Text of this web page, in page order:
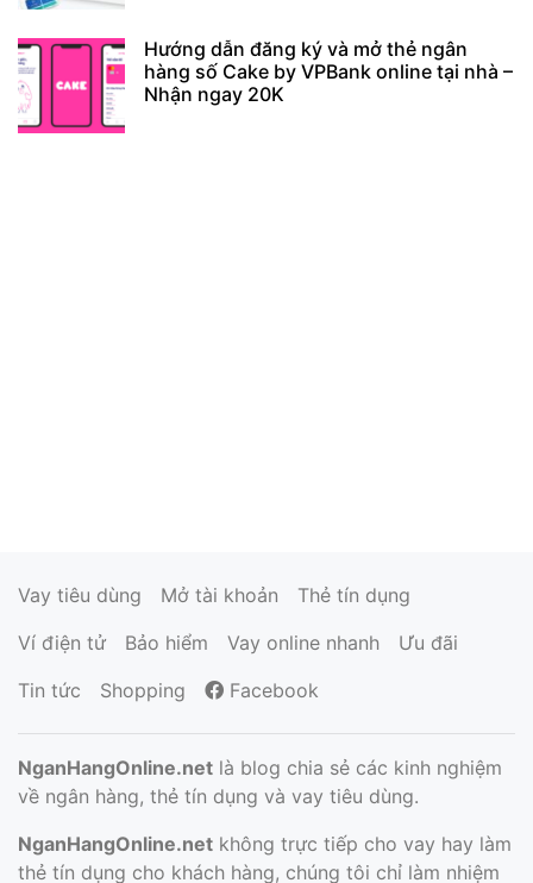
Hướng dẫn đăng ký và mở thẻ ngân
hàng số Cake by VPBank online tại nhà –
Nhận ngay 20K
Vay tiêu dùng Mở tài khoản
Thẻ tín dụng
Ví điện tử
Bảo hiểm Vay online nhanh
Ưu đãi
Tin tức
Shopping Facebook
NganHangOnline.net là blog chia sẻ các kinh nghiệm
về ngân hàng, thẻ tín dụng và vay tiêu dùng.
NganHangOnline.net không trực tiếp cho vay hay làm
thẻ tín dụng cho khách hàng, chúng tôi chỉ làm nhiệm